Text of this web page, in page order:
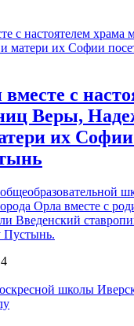
с
Веры,
их Софии
Орла вместе с
Введенский
Пустынь.